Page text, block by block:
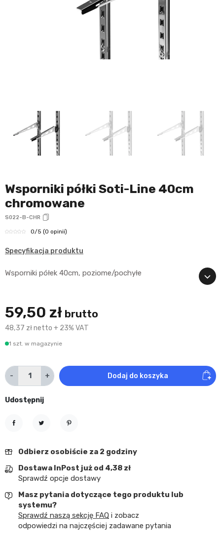
Wsporniki półki Soti-Line 40cm
chromowane
S022-B-CHR
0/5 (0 opinii)
Specyfikacja produktu
Wsporniki półek 40cm, poziome/pochyłe
59,50 zł brutto
48,37 zł netto + 23% VAT
1 szt. w magazynie
- + Dodaj do koszyka
Udostępnij
Odbierz osobiście za 2 godziny
Dostawa InPost już od 4,38 zł
Sprawdź opcje dostawy
Masz pytania dotyczące tego produktu lub
systemu?
Sprawdź naszą sekcję FAQ i zobacz
odpowiedzi na najczęściej zadawane pytania